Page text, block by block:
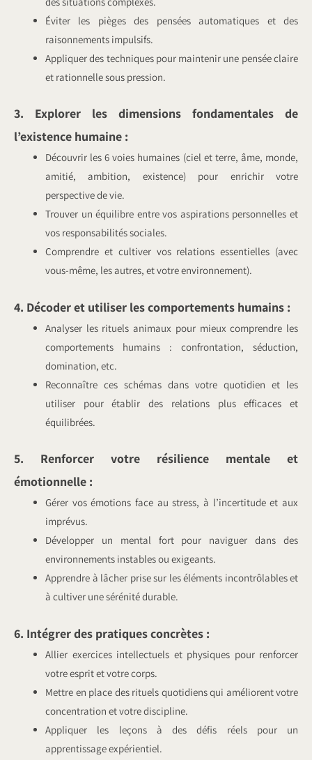
Éviter les pièges des pensées automatiques et des
raisonnements impulsifs.
Appliquer des techniques pour maintenir une pensée claire
et rationnelle sous pression.
3. Explorer les dimensions fondamentales de
l’existence humaine :
Découvrir les 6 voies humaines (ciel et terre, âme, monde,
amitié, ambition, existence) pour enrichir votre
perspective de vie.
Trouver un équilibre entre vos aspirations personnelles et
vos responsabilités sociales.
Comprendre et cultiver vos relations essentielles (avec
vous-même, les autres, et votre environnement).
4. Décoder et utiliser les comportements humains :
Analyser les rituels animaux pour mieux comprendre les
comportements humains : confrontation, séduction,
domination, etc.
Reconnaître ces schémas dans votre quotidien et les
utiliser pour établir des relations plus efficaces et
équilibrées.
5. Renforcer votre résilience mentale et
émotionnelle :
Gérer vos émotions face au stress, à l’incertitude et aux
imprévus.
Développer un mental fort pour naviguer dans des
environnements instables ou exigeants.
Apprendre à lâcher prise sur les éléments incontrôlables et
à cultiver une sérénité durable.
6. Intégrer des pratiques concrètes :
Allier exercices intellectuels et physiques pour renforcer
votre esprit et votre corps.
Mettre en place des rituels quotidiens qui améliorent votre
concentration et votre discipline.
Appliquer les leçons à des défis réels pour un
apprentissage expérientiel.